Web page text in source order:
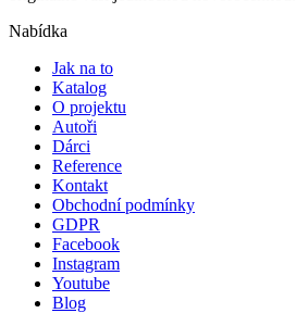
Nabídka
Jak na to
Katalog
O projektu
Autoři
Dárci
Reference
Kontakt
Obchodní podmínky
GDPR
Facebook
Instagram
Youtube
Blog